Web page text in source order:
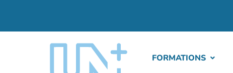
FORMATIONS